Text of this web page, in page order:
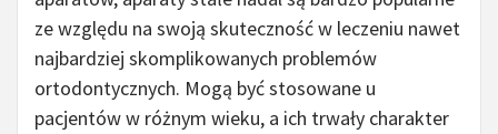
ze względu na swoją skuteczność w leczeniu nawet
najbardziej skomplikowanych problemów
ortodontycznych. Mogą być stosowane u
pacjentów w różnym wieku, a ich trwały charakter